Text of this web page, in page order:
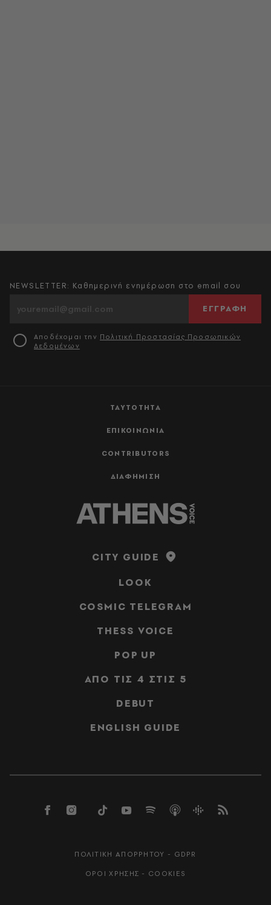
ΤΑΥΤΟΤΗΤΑ
ΕΠΙΚΟΙΝΩΝΙΑ
CONTRIBUTORS
ΔΙΑΦΗΜΙΣΗ
NEWSLETTER: Καθημερινή ενημέρωση στο email σου
ΕΓΓΡΑΦΗ
Αποδέχομαι την Πολιτική Προστασίας Προσωπικών
Δεδομένων
CITY GUIDE
LOOK
COSMIC TELEGRAM
THESS VOICE
POP UP
ΑΠΟ ΤΙΣ 4 ΣΤΙΣ 5
DEBUT
ENGLISH GUIDE
ΠΟΛΙΤΙΚΗ ΑΠΟΡΡΗΤΟΥ - GDPR
ΟΡΟΙ ΧΡΗΣΗΣ - COOKIES